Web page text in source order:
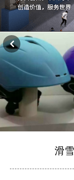
滑
낒